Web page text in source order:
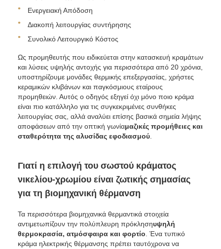
Ενεργειακή Απόδοση
Διακοπή λειτουργίας συντήρησης
Συνολικό Λειτουργικό Κόστος
Ως προμηθευτής που ειδικεύεται στην κατασκευή κραμάτων
και λύσεις υψηλής αντοχής για περισσότερα από 20 χρόνια,
υποστηρίζουμε μονάδες θερμικής επεξεργασίας, χρήστες
κεραμικών κλιβάνων και παγκόσμιους εταίρους
προμηθειών. Αυτός ο οδηγός εξηγεί όχι μόνο ποιο κράμα
είναι πιο κατάλληλο για τις συγκεκριμένες συνθήκες
λειτουργίας σας, αλλά αναλύει επίσης βασικά σημεία λήψης
αποφάσεων από την οπτική γωνίαμαζικές προμήθειες και
σταθερότητα της αλυσίδας εφοδιασμού.
Γιατί η επιλογή του σωστού κράματος
νικελίου-χρωμίου είναι ζωτικής σημασίας
για τη βιομηχανική θέρμανση
Τα περισσότερα βιομηχανικά θερμαντικά στοιχεία
αντιμετωπίζουν την πολύπλευρη πρόκλησηυψηλή
θερμοκρασία, ατμόσφαιρα και φορτίο. Ένα τυπικό
κράμα ηλεκτρικής θέρμανσης πρέπει ταυτόχρονα να